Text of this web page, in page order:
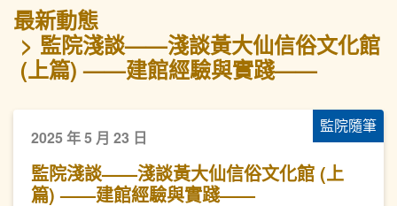
最新動態
監院淺談——淺談黃大仙信俗文化館
(上篇) ——建館經驗與實踐——
監院隨筆
2025 年 5 月 23 日
監院淺談——淺談黃大仙信俗文化館 (上
篇) ——建館經驗與實踐——